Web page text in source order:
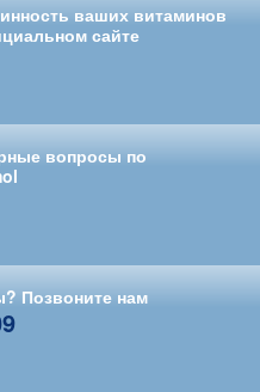
ваших витаминов
сайте
вопросы по
Позвоните нам